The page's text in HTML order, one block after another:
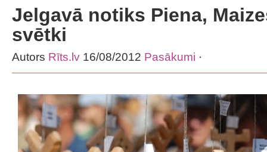
Jelgavā notiks Piena,
svētki
Autors Rīts.lv 16/08/2012 Pasākumi ·